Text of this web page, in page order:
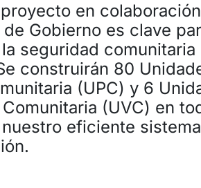
en
Gobierno es clave
seguridad comunitaria
construirán 80
(UPC) y 6
(UVC) en
eficiente